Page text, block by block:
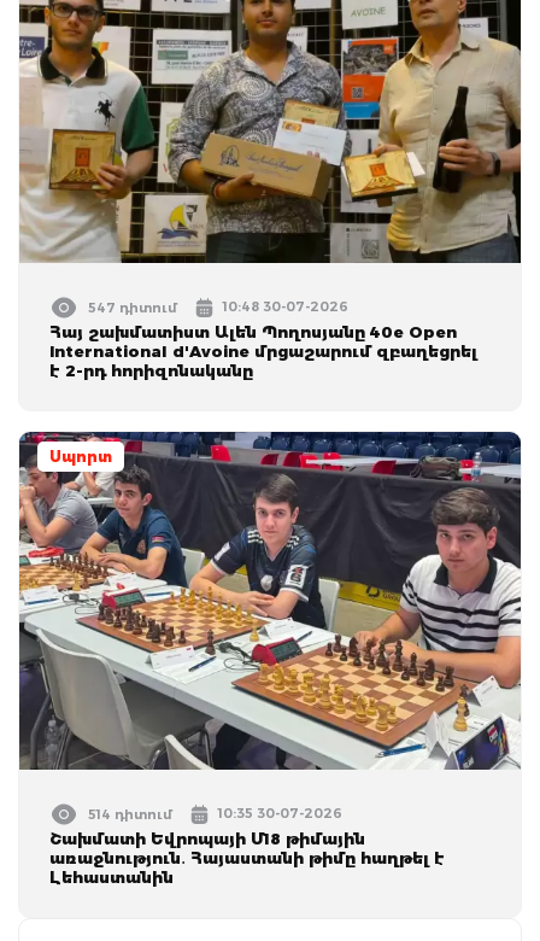
547 դիտում 10:48 30-07-2026
Հայ շախմատիստ Ալեն Պողոսյանը 40e Open
International d'Avoine մրցաշարում զբաղեցրել
է 2-րդ հորիզոնականը
Սպորտ
514 դիտում 10:35 30-07-2026
Շախմատի Եվրոպայի Մ18 թիմային
առաջնություն․ Հայաստանի թիմը հաղթել է
Լեհաստանին